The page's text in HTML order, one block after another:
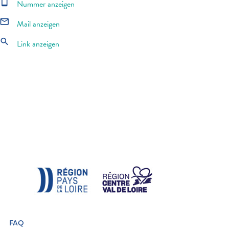
Nummer anzeigen
mail_outline Mail anzeigen
search Link anzeigen
FAQ